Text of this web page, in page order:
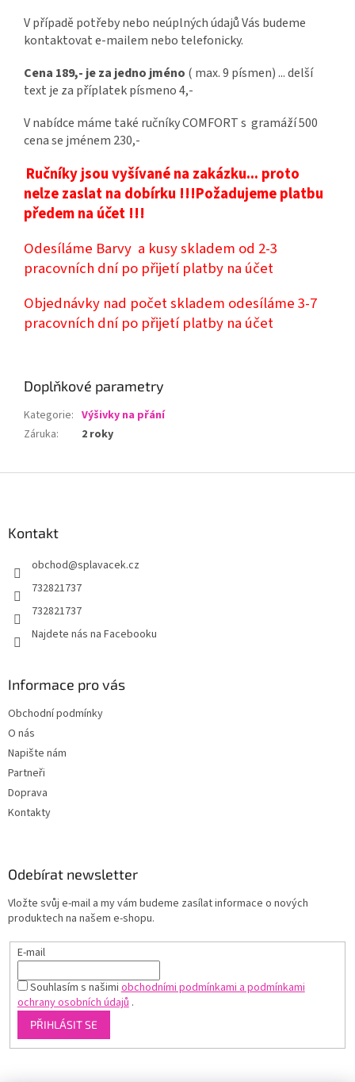
V případě potřeby nebo neúplných údajů Vás budeme
kontaktovat e-mailem nebo telefonicky.
Cena 189,- je za jedno jméno ( max. 9 písmen) ... delší
text je za příplatek písmeno 4,-
V nabídce máme také ručníky COMFORT s gramáží 500
cena se jménem 230,-
Ručníky jsou vyšívané na zakázku... proto
nelze zaslat na dobírku !!!Požadujeme platbu
předem na účet !!!
Odesíláme Barvy a kusy skladem od 2-3
pracovních dní po přijetí platby na účet
Objednávky nad počet skladem odesíláme 3-7
pracovních dní po přijetí platby na účet
Doplňkové parametry
Kategorie: Výšivky na přání
Záruka: 2 roky
Kontakt
obchod@splavacek.cz
732821737
732821737
Najdete nás na Facebooku
Informace pro vás
Obchodní podmínky
O nás
Napište nám
Partneři
Doprava
Kontakty
Odebírat newsletter
Vložte svůj e-mail a my vám budeme zasílat informace o nových
produktech na našem e-shopu.
E-mail
Souhlasím s našimiobchodními podmínkami a podmínkami
ochrany osobních údajů.
PŘIHLÁSIT SE